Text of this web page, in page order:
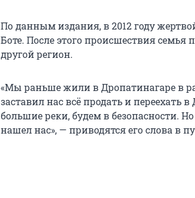
По данным издания, в 2012 году
Боте. После этого происшествия семья
другой регион.
«Мы раньше жили в Дропатинaгaре в
заставил нас всё продать и переехать
большие реки, будем в безопасности.
нашел нас», — приводятся его слова в